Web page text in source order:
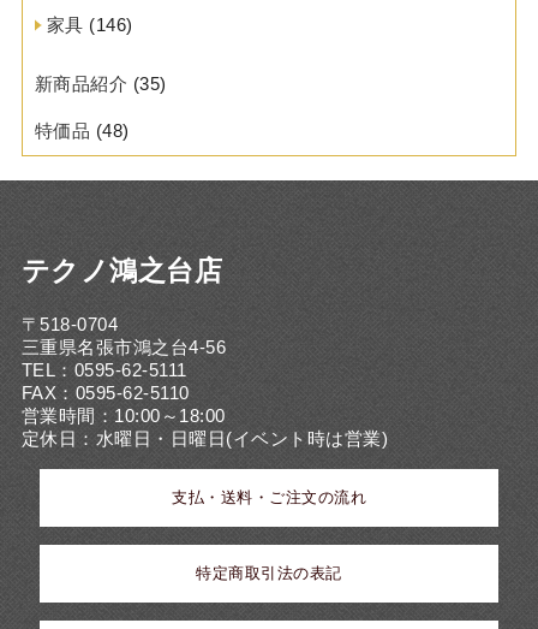
家具 (146)
新商品紹介 (35)
特価品 (48)
テクノ鴻之台店
〒518-0704
三重県名張市鴻之台4-56
TEL：0595-62-5111
FAX：0595-62-5110
営業時間：10:00～18:00
定休日：水曜日・日曜日(イベント時は営業)
支払・送料・ご注文の流れ
特定商取引法の表記